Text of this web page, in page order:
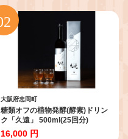
大阪府忠岡町
糖類オフの植物発酵(酵素)ドリン
ク「久遠」 500ml(25回分)
【1114969】
16,000 円